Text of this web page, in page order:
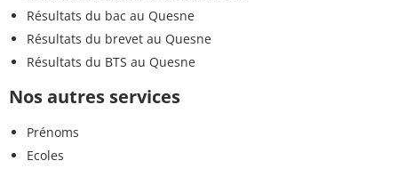
Résultats du bac au Quesne
Résultats du brevet au Quesne
Résultats du BTS au Quesne
Nos autres services
Prénoms
Ecoles